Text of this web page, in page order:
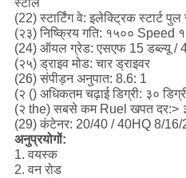
स्टाल
(22) स्टार्टिंग वे: इलेक्ट्रिक स्टार्ट पुल
(२३) निष्क्रिय गति: १५०० Speed
(24) ऑयल ग्रेड: एसएफ 15 डब्ल्यू /
(२५) ड्राइव मोड: चार ड्राइवर
(26) संपीड़न अनुपात: 8.6: 1
(२ () अधिकतम चढ़ाई डिग्री: ३०
(२ the) सबसे कम Ruel खपत दर:>
(29) कंटेनर: 20/40 / 40HQ 8/16/
अनुप्रयोगों:
1. वयस्क
2. वन रोड